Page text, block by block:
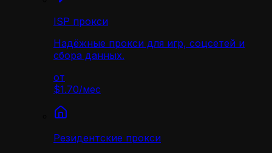
ISP прокси
Надёжные прокси для игр, соцсетей и
сбора данных.
от
$1.70/мес
Резидентские прокси